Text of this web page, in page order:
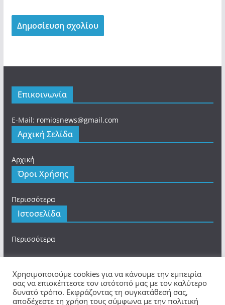
Επικοινωνία
E-Mail: romiosnews@gmail.com
Αρχική Σελίδα
Αρχική
Όροι Χρήσης
Περισσότερα
Ιστοσελίδα
Περισσότερα
Πνευματικά Δικαιώματα © 2026romios.online. Τα
Χρησιμοποιούμε cookies για να κάνουμε την εμπειρία
σας να επισκέπτεστε τον ιστότοπό μας με τον καλύτερο
δυνατό τρόπο. Εκφράζοντας τη συγκατάθεσή σας,
αποδέχεστε τη χρήση τους σύμφωνα με την πολιτική